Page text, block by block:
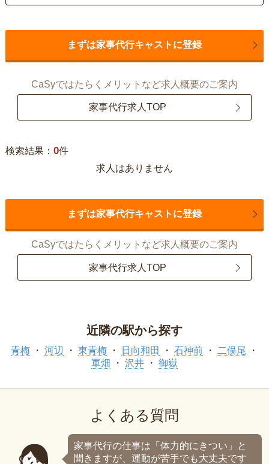
まずは家事代行キャストに登録
CaSyではたらくメリットなど求人概要のご案内
家事代行求人TOP
検索結果： 0件
求人はありません
まずは家事代行キャストに登録
CaSyではたらくメリットなど求人概要のご案内
家事代行求人TOP
近隣の駅から探す
青梅 河辺 東青梅 日向和田 石神前
二俣尾
軍畑
沢井 御嶽
よくある質問
家事代行の仕事は「体力的にきつい」と
聞きますが、運動が苦手でも大丈夫です